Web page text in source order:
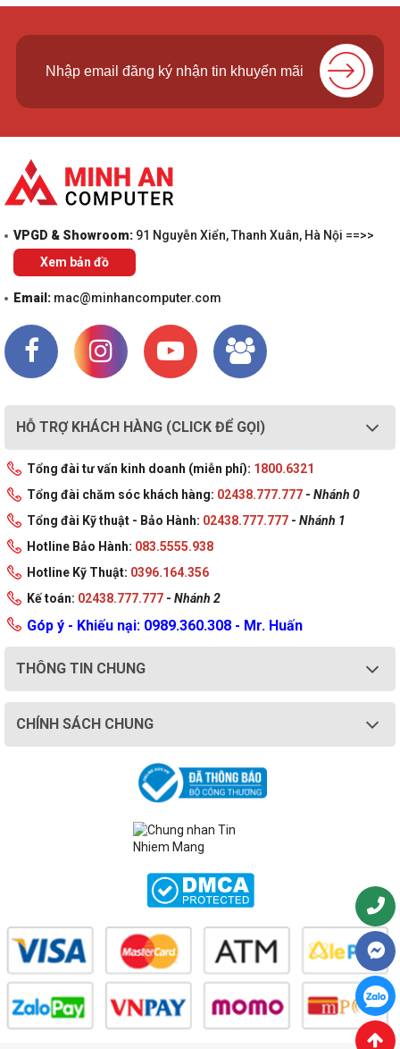
VPGD & Showroom: 91 Nguyễn Xiển, Thanh Xuân, Hà Nội ==>>
Xem bản đồ
Email: mac@minhancomputer.com
HỖ TRỢ KHÁCH HÀNG (CLICK ĐỂ GỌI)
Tổng đài tư vấn kinh doanh (miễn phí): 1800.6321
Tổng đài chăm sóc khách hàng: 02438.777.777 - Nhánh 0
Tổng đài Kỹ thuật - Bảo Hành: 02438.777.777 - Nhánh 1
Hotline Bảo Hành: 083.5555.938
Hotline Kỹ Thuật: 0396.164.356
Kế toán: 02438.777.777 - Nhánh 2
Góp ý - Khiếu nại: 0989.360.308 - Mr. Huấn
THÔNG TIN CHUNG
CHÍNH SÁCH CHUNG